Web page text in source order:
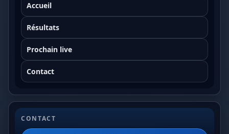
Accueil
Résultats
Prochain live
Contact
CONTACT